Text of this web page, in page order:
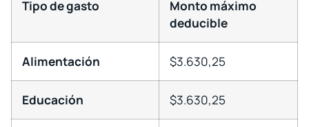
Tipo de gasto
Monto máximo
deducible
Alimentación $3.630,25
Educación $3.630,25